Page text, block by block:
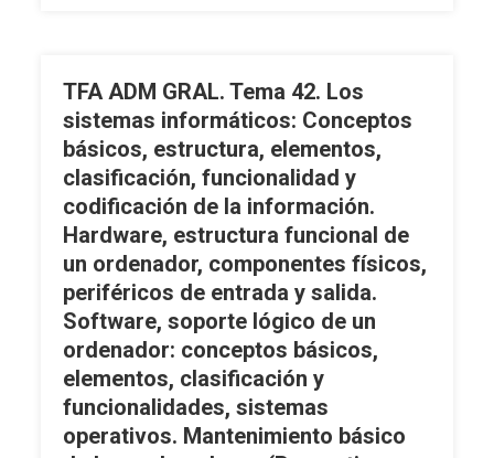
Estructura
Funcional
De
Un
Ordenador,
Físicos,
Periféricos
De
Entrada
Y
Salida.
Software,
Soporte
Lógico
TFA ADM GRAL. Tema 42. Los
sistemas informáticos: Conceptos
básicos, estructura, elementos,
clasificación, funcionalidad y
codificación de la información.
Hardware, estructura funcional de
un ordenador, componentes físicos,
periféricos de entrada y salida.
Software, soporte lógico de un
ordenador: conceptos básicos,
elementos, clasificación y
funcionalidades, sistemas
operativos. Mantenimiento básico